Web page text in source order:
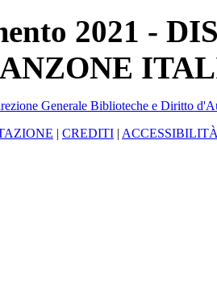
2021 -
Generale Biblioteche e Diritto
| CREDITI |